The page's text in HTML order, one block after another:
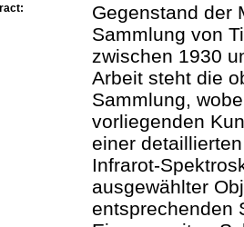
Gegenstand der
Sammlung von
zwischen 1930
Arbeit steht die
Sammlung,
vorliegenden
einer
Infrarot-
ausgewählter
entsprechenden